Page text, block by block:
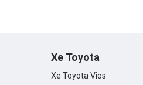
Xe Toyota
Xe Toyota Vios